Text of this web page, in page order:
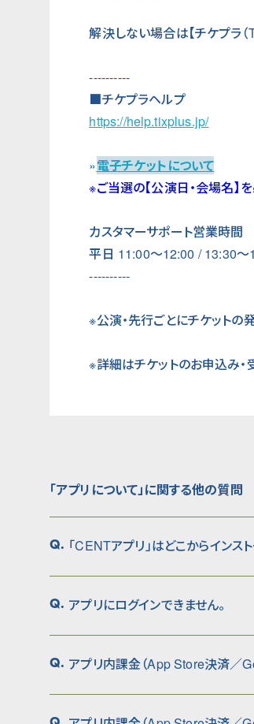
解決しない場合は【チケプラ（
----------
■チケプラヘルプ
https://help.tixplus.jp/
»電子チケットについて
※ご当選の【公演日・会場名】
カスタマーサポート営業時間
平日 11:00～12:00 / 13:30～
----------
※公演・先行ごとにチケットの
※詳細はチケットのお申込み・
「アプリについて」に関する他の質問
Q. 「CENTアプリ」はどこからインス
Q. アプリにログインできません。
Q. アプリ内課金（App Store決済／